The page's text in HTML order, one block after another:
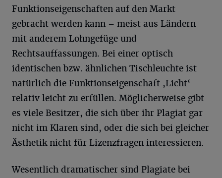
Funktionseigenschaften auf den Markt
gebracht werden kann – meist aus Ländern
mit anderem Lohngefüge und
Rechtsauffassungen. Bei einer optisch
identischen bzw. ähnlichen Tischleuchte ist
natürlich die Funktionseigenschaft ,Licht‘
relativ leicht zu erfüllen. Möglicherweise gibt
es viele Besitzer, die sich über ihr Plagiat gar
nicht im Klaren sind, oder die sich bei gleicher
Ästhetik nicht für Lizenzfragen interessieren.
Wesentlich dramatischer sind Plagiate bei